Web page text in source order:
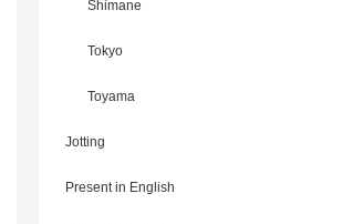
Shimane
Tokyo
Toyama
Jotting
Present in English